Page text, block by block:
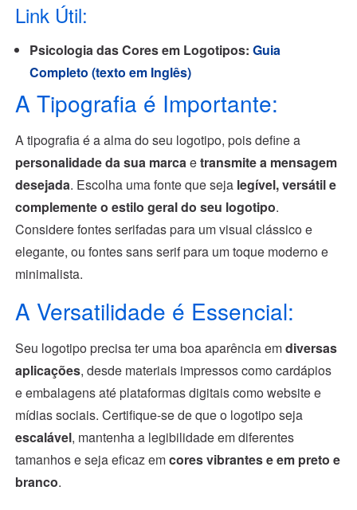
Link Útil:
Psicologia das Cores em Logotipos: Guia
Completo (texto em Inglês)
A Tipografia é Importante:
A tipografia é a alma do seu logotipo, pois define a
personalidade da sua marcaetransmite a mensagem
desejada. Escolha uma fonte que seja legível, versátil e
complemente o estilo geral do seu logotipo.
Considere fontes serifadas para um visual clássico e
elegante, ou fontes sans serif para um toque moderno e
minimalista.
A Versatilidade é Essencial:
Seu logotipo precisa ter uma boa aparência emdiversas
aplicações, desde materiais impressos como cardápios
e embalagens até plataformas digitais como website e
mídias sociais. Certifique-se de que o logotipo seja
escalável, mantenha a legibilidade em diferentes
tamanhos e seja eficaz emcores vibrantes e em preto e
branco.